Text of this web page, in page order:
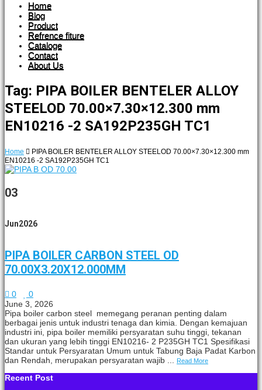
Home
Blog
Product
Refrence fiture
Cataloge
Contact
About Us
Tag: PIPA BOILER BENTELER ALLOY
STEELOD 70.00×7.30×12.300 mm
EN10216 -2 SA192P235GH TC1
Home
PIPA BOILER BENTELER ALLOY STEELOD 70.00×7.30×12.300 mm
EN10216 -2 SA192P235GH TC1
03
Jun2026
PIPA BOILER CARBON STEEL OD
70.00X3.20X12.000MM
0
0
June 3, 2026
Pipa boiler carbon steel memegang peranan penting dalam
berbagai jenis untuk industri tenaga dan kimia. Dengan kemajuan
industri ini, pipa boiler memiliki persyaratan suhu tinggi, tekanan
dan ukuran yang lebih tinggi EN10216- 2 P235GH TC1 Spesifikasi
Standar untuk Persyaratan Umum untuk Tabung Baja Padat Karbon
dan Rendah, merupakan persyaratan wajib ...
Read More
Recent Post